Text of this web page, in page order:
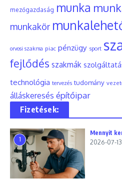
mezőgazdaság munka
munkakör
orvosi szakma piac pénzügy sport
fejlődés szakmák
technológia tervezés tudomány
álláskeresés építőipar
Fizetések:
1
Mennyit
2026-07-13